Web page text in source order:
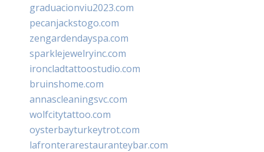
graduacionviu2023.com
pecanjackstogo.com
zengardendayspa.com
sparklejewelryinc.com
ironcladtattoostudio.com
bruinshome.com
annascleaningsvc.com
wolfcitytattoo.com
oysterbayturkeytrot.com
lafronterarestauranteybar.com